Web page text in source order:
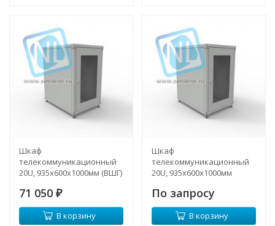
Шкаф
телекоммуникационный
20U, 935х600x1000мм (ВШГ)
71 050 ₽
В корзину
Шкаф
телекоммуникационный
20U, 935х600x1000мм
По запросу
В корзину